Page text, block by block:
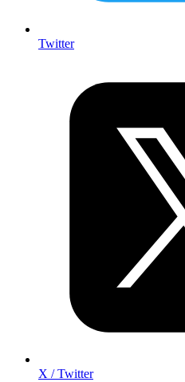
Twitter
X / Twitter